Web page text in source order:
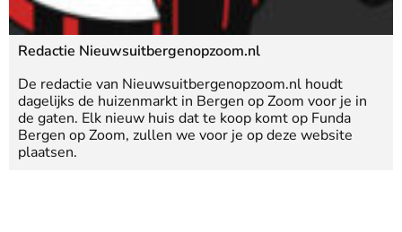
Redactie Nieuwsuitbergenopzoom.nl
De redactie van Nieuwsuitbergenopzoom.nl houdt
dagelijks de huizenmarkt in Bergen op Zoom voor je in
de gaten. Elk nieuw huis dat te koop komt op Funda
Bergen op Zoom, zullen we voor je op deze website
plaatsen.